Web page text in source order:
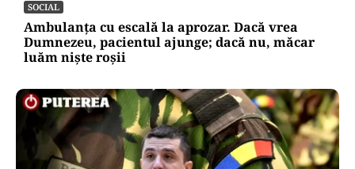
SOCIAL
Ambulanța cu escală la aprozar. Dacă vrea
Dumnezeu, pacientul ajunge; dacă nu, măcar
luăm niște roșii